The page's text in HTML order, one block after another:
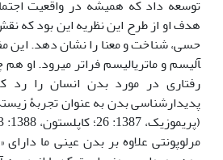
توسعه داد که همیشه در واقعیت
هدف او از طرح این نظریه این بود که
حسی، شناخت و معنا را نشان دهد. این
آلیسم و ماتریالیسم فراتر می­رود. او
رفتاری در مورد بدن انسان را
پدیدارشناسی بدن به عنوان تجربۀ
مرلوپونتی علاوه بر بدن عینی ما